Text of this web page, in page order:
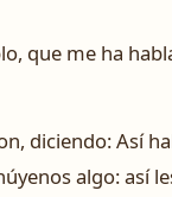
que me ha
diciendo: Así
algo: así